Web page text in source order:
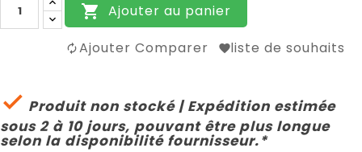
 Ajouter au panier
Ajouter Comparer liste de souhaits
 Produit non stocké | Expédition estimée
sous 2 à 10 jours, pouvant être plus longue
selon la disponibilité fournisseur.*